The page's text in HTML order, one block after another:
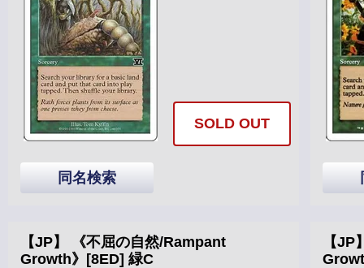
SOLD OUT
同名検索
【JP】 《不屈の自然/Rampant
Growth》[8ED] 緑C
【